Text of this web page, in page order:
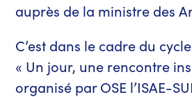
auprès de la ministre des
C’est dans le cadre du
« Un jour, une rencontre
organisé par OSE l’ISAE-